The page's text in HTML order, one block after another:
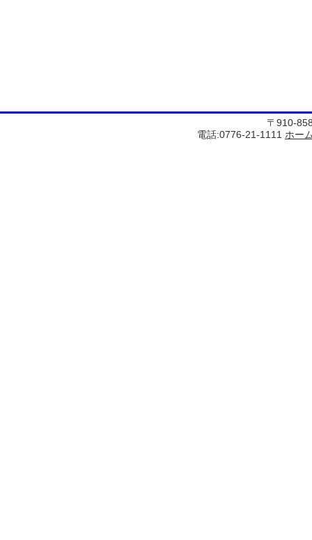
〒910-
電話:0776-21-1111 ホー